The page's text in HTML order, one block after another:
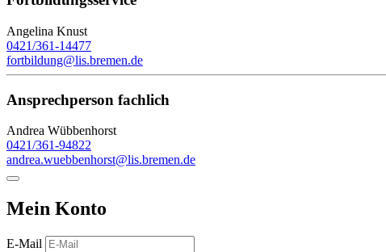
Angelina Knust
0421/361-14477
fortbildung@lis.bremen.de
Ansprechperson fachlich
Andrea Wübbenhorst
0421/361-94822
andrea.wuebbenhorst@lis.bremen.de
Mein Konto
E-Mail